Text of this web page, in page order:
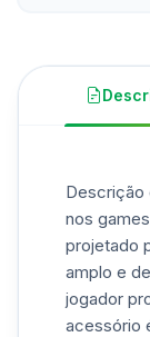
Descrição
nos
projetado
amplo e
jogador
acessório